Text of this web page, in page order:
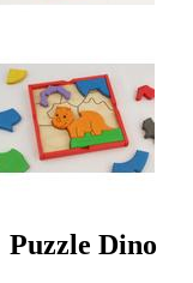
Puzzle Dino